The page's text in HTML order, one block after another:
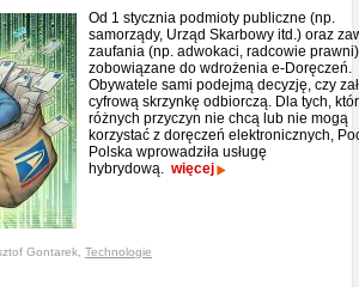
Od 1 stycznia podmioty publiczne (np.
samorządy, Urząd Skarbowy itd.) oraz
zaufania (np. adwokaci, radcowie
zobowiązane do wdrożenia e-Doręczeń.
Obywatele sami podejmą decyzję, czy
cyfrową skrzynkę odbiorczą. Dla tych,
różnych przyczyn nie chcą lub nie mogą
korzystać z doręczeń elektronicznych,
Polska wprowadziła usługę
hybrydową. więcej
Gontarek, Technologie